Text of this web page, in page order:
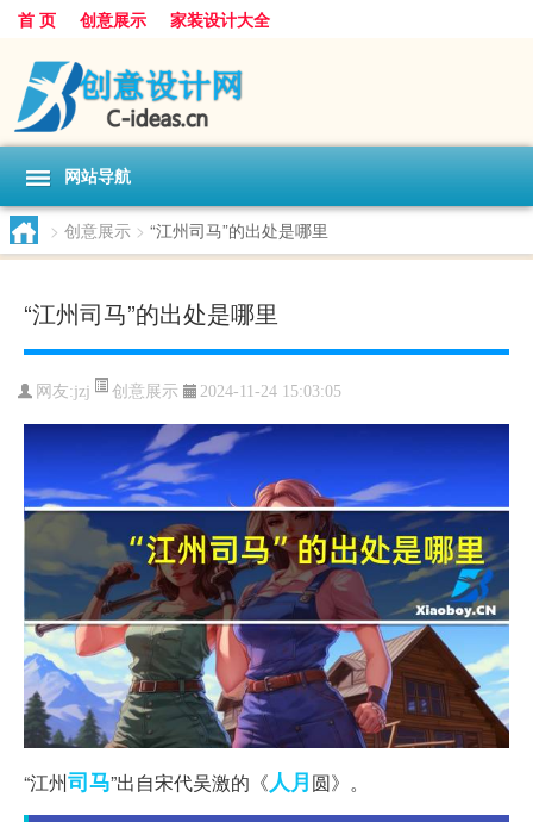
首 页 创意展示 家装设计大全
网站导航
> 创意展示 > “江州司马”的出处是哪里
“江州司马”的出处是哪里
网友:jzj 创意展示 2024-11-24 15:03:05
“江州司马”出自宋代吴激的《人月圆》。